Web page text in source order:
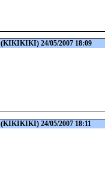
(KIKIKIKI) 24/05/2007 18:09
(KIKIKIKI) 24/05/2007 18:11